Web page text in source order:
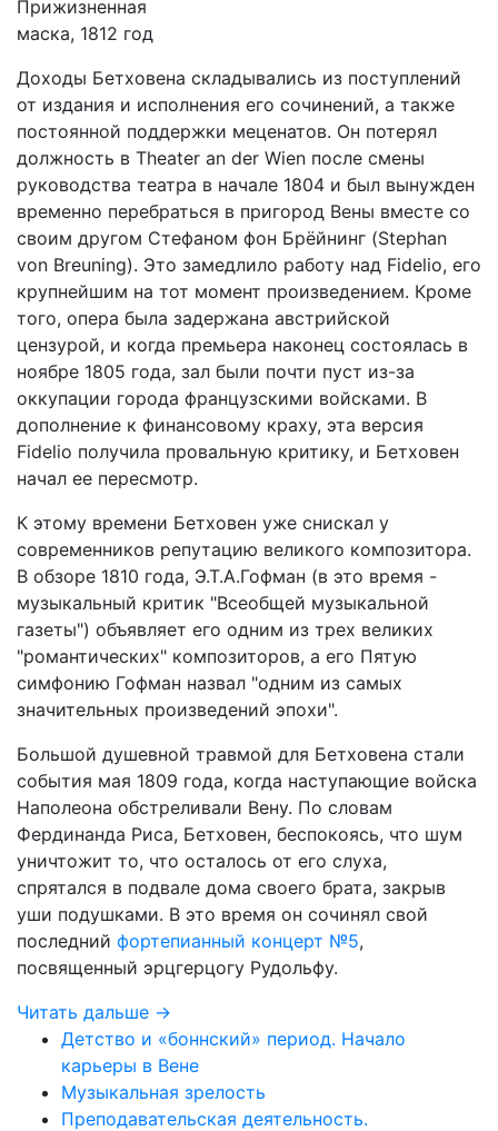
Прижизненная
маска, 1812 год
Доходы Бетховена складывались из поступлений
от издания и исполнения его сочинений, а также
постоянной поддержки меценатов. Он потерял
должность в Theater an der Wien после смены
руководства театра в начале 1804 и был вынужден
временно перебраться в пригород Вены вместе со
своим другом Стефаном фон Брёйнинг (Stephan
von Breuning). Это замедлило работу над Fidelio, его
крупнейшим на тот момент произведением. Кроме
того, опера была задержана австрийской
цензурой, и когда премьера наконец состоялась в
ноябре 1805 года, зал были почти пуст из-за
оккупации города французскими войсками. В
дополнение к финансовому краху, эта версия
Fidelio получила провальную критику, и Бетховен
начал ее пересмотр.
К этому времени Бетховен уже снискал у
современников репутацию великого композитора.
В обзоре 1810 года, Э.Т.А.Гофман (в это время -
музыкальный критик "Всеобщей музыкальной
газеты") объявляет его одним из трех великих
"романтических" композиторов, а его Пятую
симфонию Гофман назвал "одним из самых
значительных произведений эпохи".
Большой душевной травмой для Бетховена стали
события мая 1809 года, когда наступающие войска
Наполеона обстреливали Вену. По словам
Фердинанда Риса, Бетховен, беспокоясь, что шум
уничтожит то, что осталось от его слуха,
спрятался в подвале дома своего брата, закрыв
уши подушками. В это время он сочинял свой
последний фортепианный концерт №5,
посвященный эрцгерцогу Рудольфу.
Читать дальше →
Детство и «боннский» период. Начало
карьеры в Вене
Музыкальная зрелость
Преподавательская деятельность.